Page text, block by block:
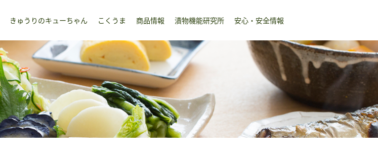
きゅうりのキューちゃん こくうま 商品情報 漬物機能研究所 安心・安全情報